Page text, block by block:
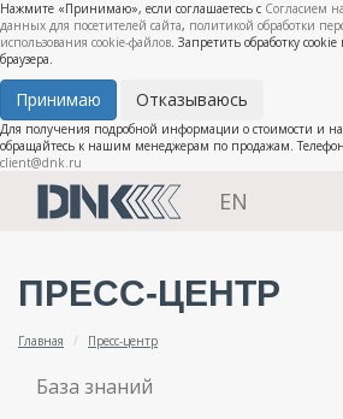
Нажмите «Принимаю», если соглашаетесь с Согласием
данных для посетителей сайта, политикой обработки
использования cookie-файлов. Запретить обработку
браузера.
Принимаю Отказываюсь
Для получения подробной информации о стоимости и
обращайтесь к нашим менеджерам по продажам.
client@dnk.ru
EN
ПРЕСС-ЦЕНТР
Главная Пресс-центр
База знаний